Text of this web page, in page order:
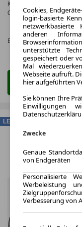
Kraftstoffverbr.¹:
CO
-Emissionen*:ca. 0 g/
Effizienzklasse:
CO₂-
KLASSE
A (KOMB.)
Zum Leasing
LEASING
Cookies,
login-basierte
anderen
unterstützte
gespeichert oder
Mal
Webseite aufruft.
hier aufgeführten
Sie können Ihre
Einwilligungen
Zwecke
Genaue
von Endgeräten
Personalisierte
Werbeleistung
Verbesserung von